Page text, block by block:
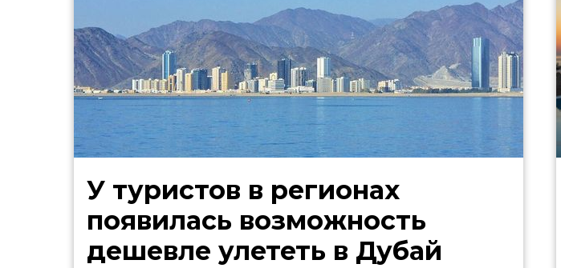
У туристов в регионах
появилась возможность
дешевле улететь в Дубай